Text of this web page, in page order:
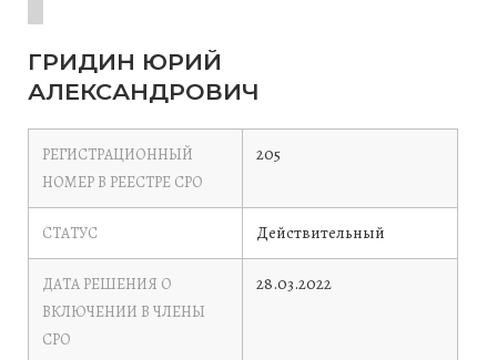
ГРИДИН ЮРИЙ
АЛЕКСАНДРОВИЧ
РЕГИСТРАЦИОННЫЙ
НОМЕР В РЕЕСТРЕ СРО
205
СТАТУС Действительный
ДАТА РЕШЕНИЯ О
ВКЛЮЧЕНИИ В ЧЛЕНЫ
СРО
28.03.2022